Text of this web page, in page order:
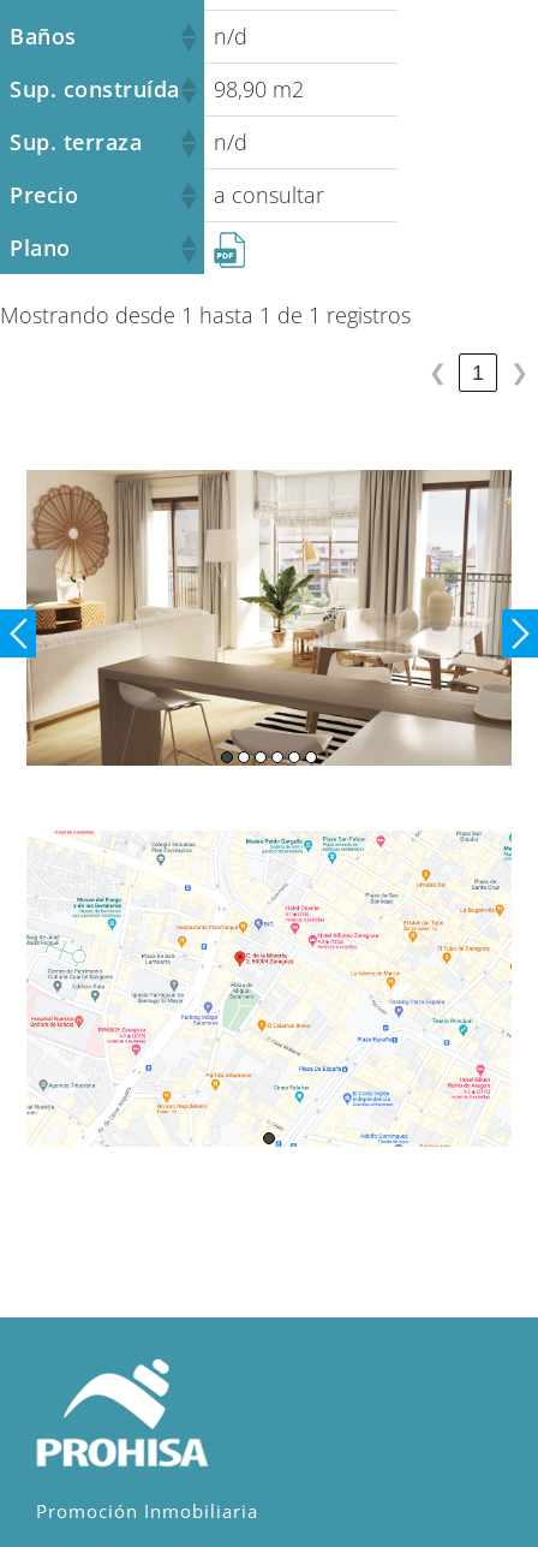
Baños
Sup. construída
Sup. terraza
Precio
Plano
n/d
98,90 m2
n/d
a consultar
Mostrando desde 1 hasta 1 de 1 registros
❮ 1 ❯
Promoción Inmobiliaria